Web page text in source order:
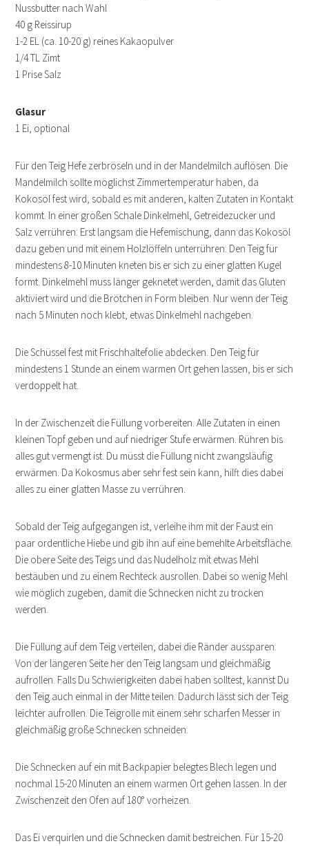
Nussbutter nach Wahl
40 g Reissirup
1-2 EL (ca. 10-20 g) reines Kakaopulver
1/4 TL Zimt
1 Prise Salz
Glasur
1 Ei, optional
Für den Teig Hefe zerbröseln und in der Mandelmilch auflösen. Die
Mandelmilch sollte möglichst Zimmertemperatur haben, da
Kokosöl fest wird, sobald es mit anderen, kalten Zutaten in Kontakt
kommt. In einer großen Schale Dinkelmehl, Getreidezucker und
Salz verrühren. Erst langsam die Hefemischung, dann das Kokosöl
dazu geben und mit einem Holzlöffeln unterrühren. Den Teig für
mindestens 8-10 Minuten kneten bis er sich zu einer glatten Kugel
formt. Dinkelmehl muss länger geknetet werden, damit das Gluten
aktiviert wird und die Brötchen in Form bleiben. Nur wenn der Teig
nach 5 Minuten noch klebt, etwas Dinkelmehl nachgeben.
Die Schüssel fest mit Frischhaltefolie abdecken. Den Teig für
mindestens 1 Stunde an einem warmen Ort gehen lassen, bis er sich
verdoppelt hat.
In der Zwischenzeit die Füllung vorbereiten. Alle Zutaten in einen
kleinen Topf geben und auf niedriger Stufe erwärmen. Rühren bis
alles gut vermengt ist. Du müsst die Füllung nicht zwangsläufig
erwärmen. Da Kokosmus aber sehr fest sein kann, hilft dies dabei
alles zu einer glatten Masse zu verrühren.
Sobald der Teig aufgegangen ist, verleihe ihm mit der Faust ein
paar ordentliche Hiebe und gib ihn auf eine bemehlte Arbeitsfläche.
Die obere Seite des Teigs und das Nudelholz mit etwas Mehl
bestäuben und zu einem Rechteck ausrollen. Dabei so wenig Mehl
wie möglich zugeben, damit die Schnecken nicht zu trocken
werden.
Die Füllung auf dem Teig verteilen, dabei die Ränder aussparen.
Von der längeren Seite her den Teig langsam und gleichmäßig
aufrollen. Falls Du Schwierigkeiten dabei haben solltest, kannst Du
den Teig auch einmal in der Mitte teilen. Dadurch lässt sich der Teig
leichter aufrollen. Die Teigrolle mit einem sehr scharfen Messer in
gleichmäßig große Schnecken schneiden.
Die Schnecken auf ein mit Backpapier belegtes Blech legen und
nochmal 15-20 Minuten an einem warmen Ort gehen lassen. In der
Zwischenzeit den Ofen auf 180° vorheizen.
Das Ei verquirlen und die Schnecken damit bestreichen. Für 15-20